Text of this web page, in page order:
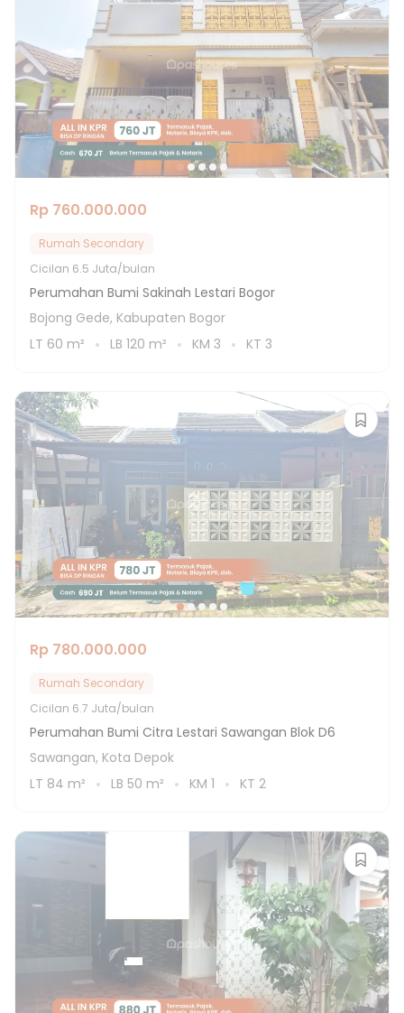
Rp 760.000.000
Rumah Secondary
Cicilan 6.5 Juta/bulan
Perumahan Bumi Sakinah Lestari Bogor
Bojong Gede, Kabupaten Bogor
LT 60 m² LB 120 m² KM 3 KT 3
Rp 780.000.000
Rumah Secondary
Cicilan 6.7 Juta/bulan
Perumahan Bumi Citra Lestari Sawangan Blok D6
Sawangan, Kota Depok
LT 84 m² LB 50 m² KM 1 KT 2